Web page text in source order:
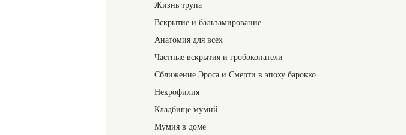
Жизнь трупа
Вскрытие и бальзамирование
Анатомия для всех
Частные вскрытия и гробокопатели
Сближение Эроса и Смерти в эпоху барокко
Некрофилия
Кладбище мумий
Мумия в доме